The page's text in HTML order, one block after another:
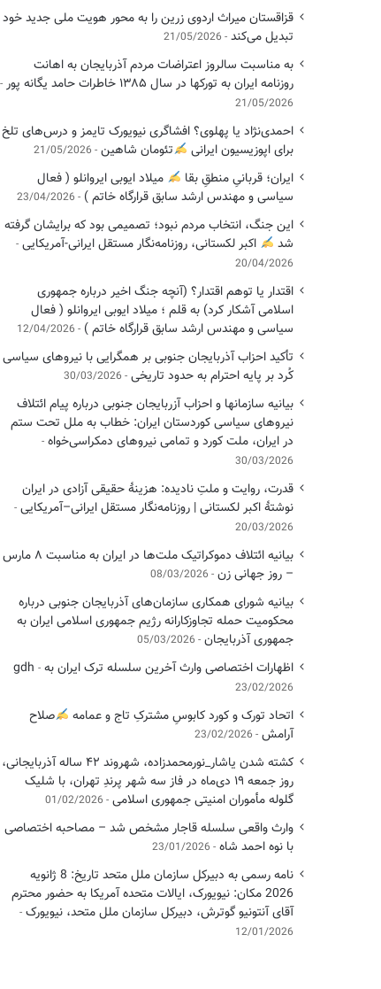
قزاقستان میراث اردوی زرین را به محور هویت ملی جدید خود
تبدیل می‌کند 21/05/2026
به مناسبت سالروز اعتراضات مردم آذربایجان به اهانت
روزنامه ایران به تورکها در سال ۱۳۸۵ خاطرات حامد یگانه پور
21/05/2026
احمدی‌نژاد یا پهلوی؟ افشاگری نیویورک تایمز و درس‌های تلخ
برای اپوزیسیون ایرانی
تئومان شاهین 21/05/2026
ایران؛ قربانیِ منطقِ بقا
میلاد ایوبی ایروانلو ( فعال
سیاسی ‌و مهندس ارشد سابق قرارگاه خاتم ) 23/04/2026
این جنگ، انتخاب مردم نبود؛ تصمیمی بود که برایشان گرفته
شد
اکبر لکستانی، روزنامه‌نگار مستقل ایرانی-آمریکایی
20/04/2026
اقتدار یا توهم اقتدار؟ (آنچه جنگ اخیر درباره جمهوری
اسلامی آشکار کرد) به قلم ؛ میلاد ایوبی ایروانلو ( فعال
سیاسی و مهندس ارشد سابق قرارگاه خاتم ) 12/04/2026
تأکید احزاب آذربایجان جنوبی بر همگرایی با نیروهای سیاسی
کُرد بر پایه احترام به حدود تاریخی 30/03/2026
بیانیه سازمانها و احزاب آزربایجان جنوبی درباره پیام ائتلاف
نیروهای سیاسی کوردستان ایران: خطاب به ملل تحت ستم
در ایران، ملت کورد و تمامی نیروهای دمکراسی‌خواه
30/03/2026
قدرت، روایت و ملتِ نادیده: هزینهٔ حقیقی آزادی در ایران
نوشتهٔ اکبر لکستانی | روزنامه‌نگار مستقل ایرانی–آمریکایی
20/03/2026
بیانیه ائتلاف دموکراتیک ملت‌ها در ایران به مناسبت ۸ مارس
– روز جهانی زن 08/03/2026
بیانیه شورای همکاری سازمان‌های آذربایجان جنوبی درباره
محکومیت حمله تجاوزکارانه رژیم جمهوری اسلامی ایران به
جمهوری آذربایجان 05/03/2026
اظهارات اختصاصی وارث آخرین سلسله ترک ایران به gdh
23/02/2026
اتحاد تورک و کورد کابوسِ مشترکِ تاج و عمامه
​صلاح
آرامش 23/02/2026
کشته شدن یاشار_نورمحمدزاده، شهروند ۴۲ ساله آذربایجانی،
روز جمعه ۱۹ دی‌ماه در فاز سه شهر پرندِ تهران، با شلیک
گلوله مأموران امنیتی جمهوری اسلامی 01/02/2026
وارث واقعی سلسله قاجار مشخص شد – مصاحبه اختصاصی
با نوه احمد شاه 23/01/2026
نامه رسمی به دبیرکل سازمان ملل متحد تاریخ: 8 ژانویه
2026 مکان: نیویورک، ایالات متحده آمریکا به حضور محترم
آقای آنتونیو گوترش، دبیرکل سازمان ملل متحد، نیویورک
12/01/2026